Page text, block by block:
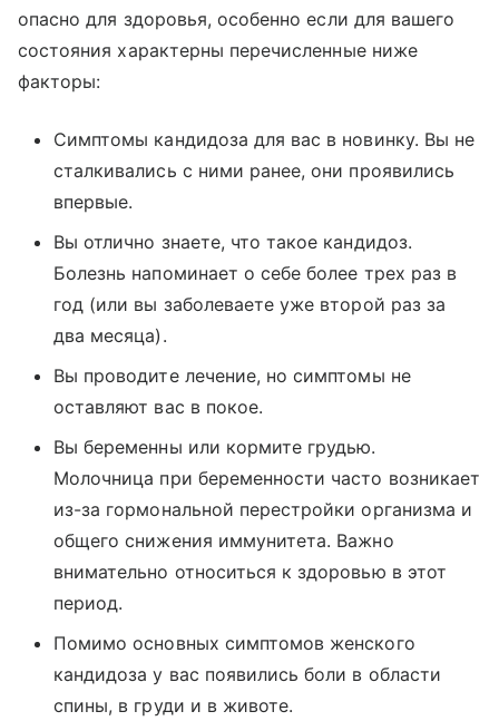
опасно для здоровья, особенно если для вашего
состояния характерны перечисленные ниже
факторы:
Симптомы кандидоза для вас в новинку. Вы не
сталкивались с ними ранее, они проявились
впервые.
Вы отлично знаете, что такое кандидоз.
Болезнь напоминает о себе более трех раз в
год (или вы заболеваете уже второй раз за
два месяца).
Вы проводите лечение, но симптомы не
оставляют вас в покое.
Вы беременны или кормите грудью.
Молочница при беременности часто возникает
из-за гормональной перестройки организма и
общего снижения иммунитета. Важно
внимательно относиться к здоровью в этот
период.
Помимо основных симптомов женского
кандидоза у вас появились боли в области
спины, в груди и в животе.